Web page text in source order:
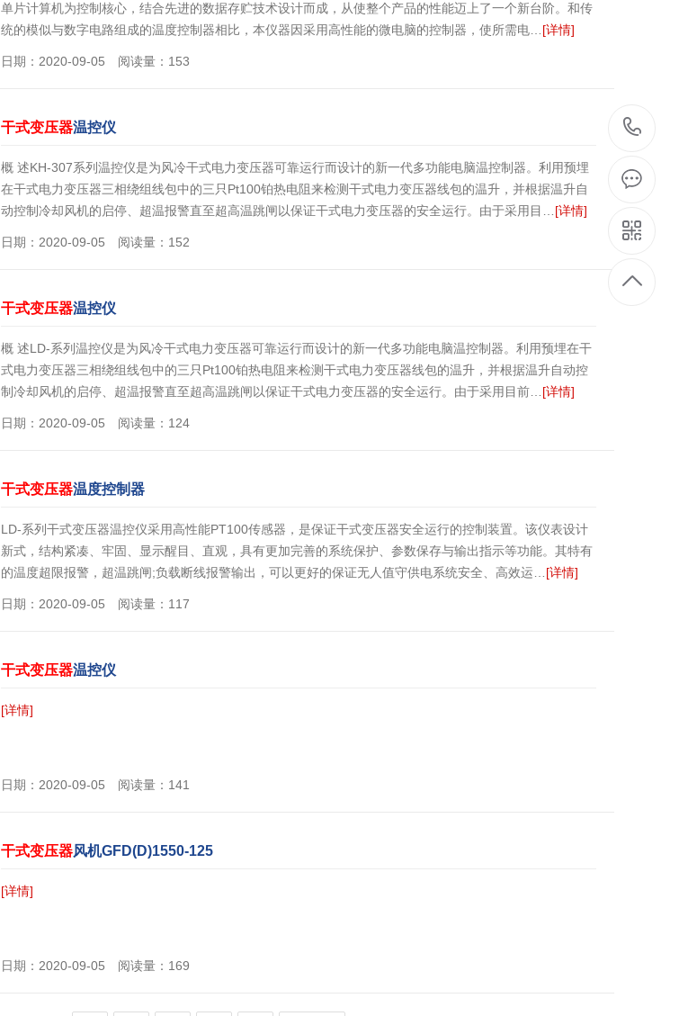
单片计算机为控制核心，结合先进的数据存贮技术设计而成，从使整个产品的性能迈上了一个新台阶。和传
统的模似与数字电路组成的温度控制器相比，本仪器因采用高性能的微电脑的控制器，使所需电… [详情]
日期：2020-09-05 阅读量：153
干式变压器温控仪
概 述KH-307系列温控仪是为风冷干式电力变压器可靠运行而设计的新一代多功能电脑温控制器。利用预埋
在干式电力变压器三相绕组线包中的三只Pt100铂热电阻来检测干式电力变压器线包的温升，并根据温升自
动控制冷却风机的启停、超温报警直至超高温跳闸以保证干式电力变压器的安全运行。由于采用目… [详情]
日期：2020-09-05 阅读量：152
干式变压器温控仪
概 述LD-系列温控仪是为风冷干式电力变压器可靠运行而设计的新一代多功能电脑温控制器。利用预埋在干
式电力变压器三相绕组线包中的三只Pt100铂热电阻来检测干式电力变压器线包的温升，并根据温升自动控
制冷却风机的启停、超温报警直至超高温跳闸以保证干式电力变压器的安全运行。由于采用目前… [详情]
日期：2020-09-05 阅读量：124
干式变压器温度控制器
LD-系列干式变压器温控仪采用高性能PT100传感器，是保证干式变压器安全运行的控制装置。该仪表设计
新式，结构紧凑、牢固、显示醒目、直观，具有更加完善的系统保护、参数保存与输出指示等功能。其特有
的温度超限报警，超温跳闸;负载断线报警输出，可以更好的保证无人值守供电系统安全、高效运… [详情]
日期：2020-09-05 阅读量：117
干式变压器温控仪
[详情]
日期：2020-09-05 阅读量：141
干式变压器风机GFD(D)1550-125
[详情]
日期：2020-09-05 阅读量：169